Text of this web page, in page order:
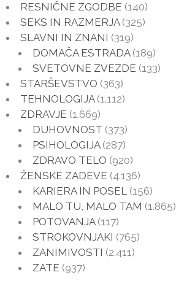
RESNIČNE ZGODBE (140)
SEKS IN RAZMERJA(325)
SLAVNI IN ZNANI (319)
DOMAČA ESTRADA(189)
SVETOVNE ZVEZDE (133)
STARŠEVSTVO (363)
TEHNOLOGIJA(1.112)
ZDRAVJE (1.669)
DUHOVNOST (373)
PSIHOLOGIJA(287)
ZDRAVO TELO (920)
ŽENSKE ZADEVE (4.136)
KARIERA IN POSEL (156)
MALO TU, MALO TAM (1.865)
POTOVANJA(117)
STROKOVNJAKI (765)
ZANIMIVOSTI (2.411)
ZATE (937)